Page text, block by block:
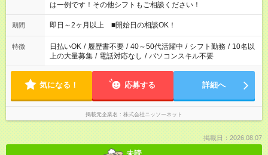
は一例です！その他シフトもご相談ください！
期間 即日～2ヶ月以上 ■開始日の相談OK！
特徴 日払いOK / 履歴書不要 / 40～50代活躍中 / シフト勤務 / 10名以
上の大量募集 / 電話対応なし / パソコンスキル不要
気になる！ 応募する 詳細へ
掲載元企業名 株式会社ニッソーネット
掲載日：2026.08.07